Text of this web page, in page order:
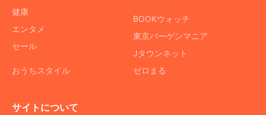
健康
エンタメ
セール
おうちスタイル
BOOKウォッチ
東京バーゲンマニア
Jタウンネット
ゼロまる
サイトについて